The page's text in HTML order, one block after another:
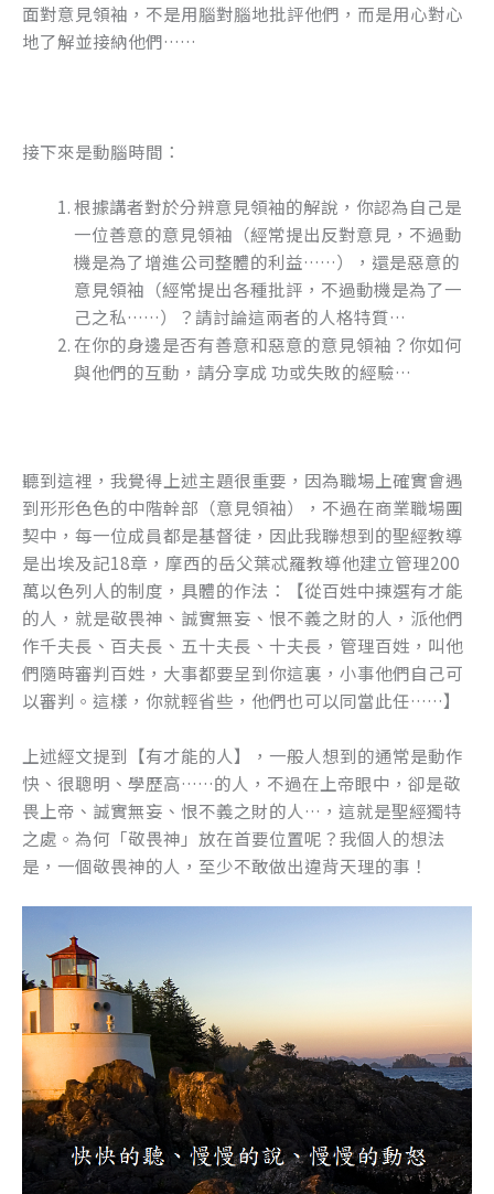
面對意見領袖，不是用腦對腦地批評他們，而是用心對心
地了解並接納他們……
接下來是動腦時間：
根據講者對於分辨意見領袖的解說，你認為自己是
一位善意的意見領袖（經常提出反對意見，不過動
機是為了增進公司整體的利益……），還是惡意的
意見領袖（經常提出各種批評，不過動機是為了一
己之私……）？請討論這兩者的人格特質…
在你的身邊是否有善意和惡意的意見領袖？你如何
與他們的互動，請分享成 功或失敗的經驗…
聽到這裡，我覺得上述主題很重要，因為職場上確實會遇
到形形色色的中階幹部（意見領袖），不過在商業職場團
契中，每一位成員都是基督徒，因此我聯想到的聖經教導
是出埃及記18章，摩西的岳父葉忒羅教導他建立管理200
萬以色列人的制度，具體的作法：【從百姓中揀選有才能
的人，就是敬畏神、誠實無妄、恨不義之財的人，派他們
作千夫長、百夫長、五十夫長、十夫長，管理百姓，叫他
們隨時審判百姓，大事都要呈到你這裏，小事他們自己可
以審判。這樣，你就輕省些，他們也可以同當此任……】
上述經文提到【有才能的人】，一般人想到的通常是動作
快、很聰明、學歷高……的人，不過在上帝眼中，卻是敬
畏上帝、誠實無妄、恨不義之財的人…，這就是聖經獨特
之處。為何「敬畏神」放在首要位置呢？我個人的想法
是，一個敬畏神的人，至少不敢做出違背天理的事！